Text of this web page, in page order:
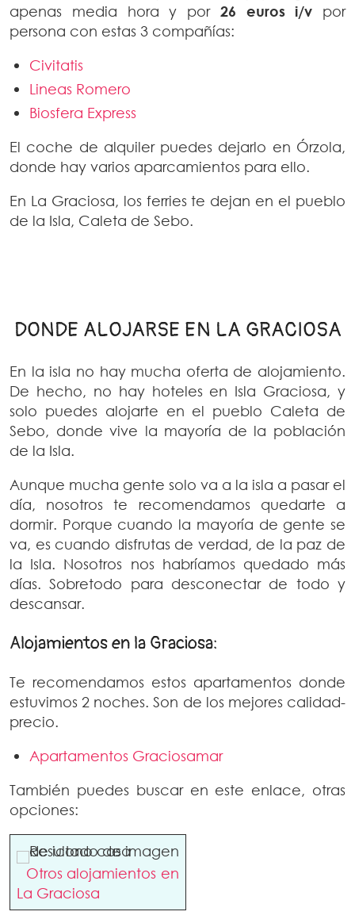
apenas media hora y por26 euros i/v por
persona con estas 3 compañías:
Civitatis
Lineas Romero
Biosfera Express
El coche de alquiler puedes dejarlo en Órzola,
donde hay varios aparcamientos para ello.
En La Graciosa, los ferries te dejan en el pueblo
de la Isla, Caleta de Sebo.
DONDE ALOJARSE EN LA GRACIOSA
En la isla no hay mucha oferta de alojamiento.
De hecho, no hay hoteles en Isla Graciosa, y
solo puedes alojarte en el pueblo Caleta de
Sebo, donde vive la mayoría de la población
de la Isla.
Aunque mucha gente solo va a la isla a pasar el
día, nosotros te recomendamos quedarte a
dormir. Porque cuando la mayoría de gente se
va, es cuando disfrutas de verdad, de la paz de
la Isla. Nosotros nos habríamos quedado más
días. Sobretodo para desconectar de todo y
descansar.
Alojamientos en la Graciosa:
Te recomendamos estos apartamentos donde
estuvimos 2 noches. Son de los mejores calidad-
precio.
Apartamentos Graciosamar
También puedes buscar en este enlace, otras
opciones:
Otros alojamientos en
La Graciosa